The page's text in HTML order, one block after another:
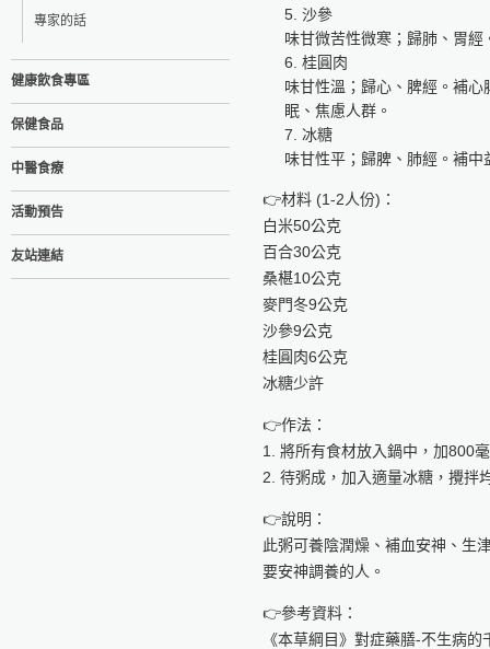
專家的話
健康飲食專區
保健食品
中醫食療
活動預告
友站連結
沙參
味甘微苦性微寒；歸肺、胃
桂圓肉
味甘性溫；歸心、脾經。補
眠、焦慮人群。
冰糖
味甘性平；歸脾、肺經。補
👉材料 (1-2人份)：
白米50公克
百合30公克
桑椹10公克
麥門冬9公克
沙參9公克
桂圓肉6公克
冰糖少許
👉作法：
1. 將所有食材放入鍋中，加800
2. 待粥成，加入適量冰糖，攪拌
👉說明：
此粥可養陰潤燥、補血安神、生
要安神調養的人。
👉參考資料：
《本草綱目》對症藥膳-不生病的